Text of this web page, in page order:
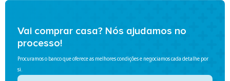
Vai comprar casa? Nós ajudamos no
processo!
Procuramos o banco que oferece as melhores condições e negociamos cada detalhe por
si.